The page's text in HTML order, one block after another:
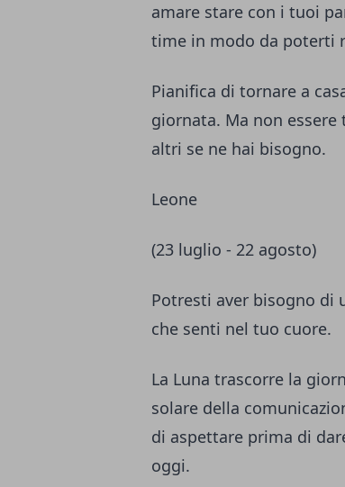
amare stare con i tuoi
time in modo da poterti
Pianifica di tornare a
giornata. Ma non
altri se ne hai bisogno.
Leone
(23 luglio - 22 agosto)
Potresti aver bisogno di
che senti nel tuo cuore.
La Luna trascorre la
solare della
di aspettare prima di
oggi.